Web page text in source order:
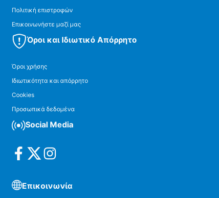
Πολιτική επιστροφών
Επικοινωνήστε μαζί μας
Όροι και Ιδιωτικό Απόρρητο
Όροι χρήσης
Ιδιωτικότητα και απόρρητο
Cookies
Προσωπικά δεδομένα
Social Media
Επικοινωνία